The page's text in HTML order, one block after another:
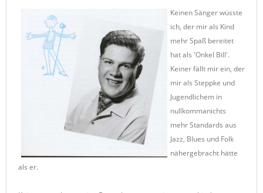
Keinen Sänger wüsste
ich, der mir als Kind
mehr Spaß bereitet
hat als 'Onkel Bill'.
Keiner fällt mir ein, der
mir als Steppke und
Jugendlichem in
nullkommanichts
mehr Standards aus
Jazz, Blues und Folk
nähergebracht hätte
als er.